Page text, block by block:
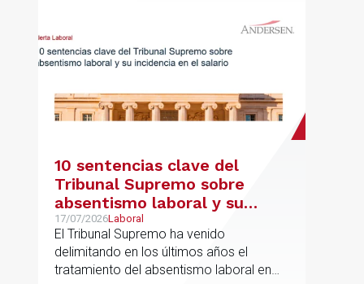
10 sentencias clave del
Tribunal Supremo sobre
absentismo laboral y su
incidencia en el salario
17/07/2026Laboral
El Tribunal Supremo ha venido
delimitando en los últimos años el
tratamiento del absentismo laboral en